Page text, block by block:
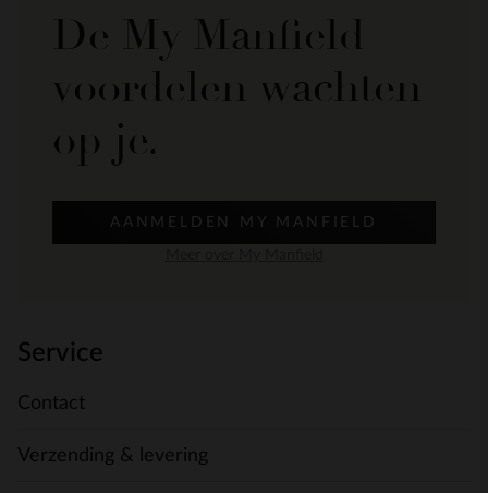
De My Manfield
voordelen wachten
op je.
AANMELDEN MY MANFIELD
Service
Contact
Verzending & levering